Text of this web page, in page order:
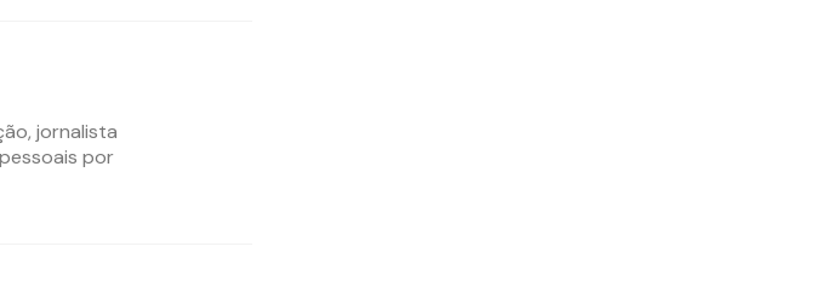
jornalista
por